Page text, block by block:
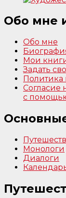
Обо мне
Обо мне
Мои
Задать
Согласие
с
Монологи
Диалоги